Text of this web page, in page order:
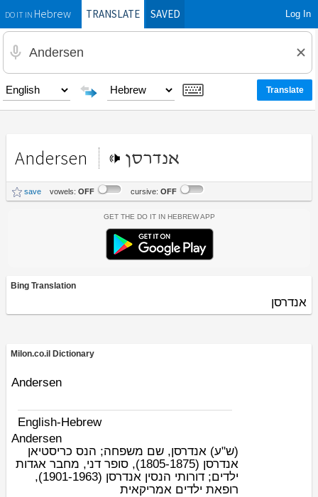
DO IT INHebrewTRANSLATE SAVED Log In
Andersen אנדרסן
save vowels: OFF cursive: OFF
Get the Do It In Hebrew App
Bing Translation
אנדרסן
Milon.co.il Dictionary
Andersen
English-Hebrew
Andersen
(ש"ע) אנדרסן, שם משפחה; הנס כריסטיאן
אנדרסן (1805-1875), סופר דני, מחבר אגדות
ילדים; דורותי הנסין אנדרסן (1901-1963),
רופאת ילדים אמריקאית